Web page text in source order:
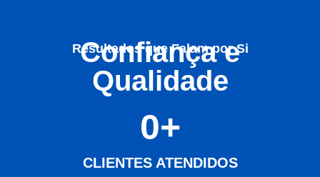
Resultados que Falam por Si
Confiança e
Qualidade
CLIENTES ATENDIDOS
0+